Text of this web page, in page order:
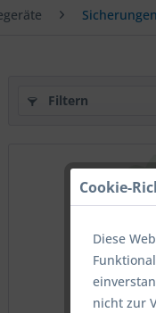
Sicherungen
Filtern
Cookie-
Diese
nicht zur